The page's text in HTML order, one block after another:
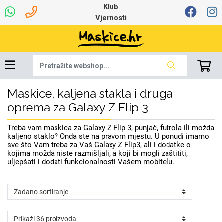
Klub
Vjernosti
Maskice, kaljena stakla i druga
oprema za Galaxy Z Flip 3
Treba vam maskica za Galaxy Z Flip 3, punjač, futrola ili možda
kaljeno staklo? Onda ste na pravom mjestu. U ponudi imamo
sve što Vam treba za Vaš Galaxy Z Flip3, ali i dodatke o
kojima možda niste razmišljali, a koji bi mogli zaštititi,
uljepšati i dodati funkcionalnosti Vašem mobitelu.
Dinamo maskice za
mobitel
Robotski usisavači Stolne lampe
Najprodavanije -
TOP 100
Šarene maskice
Ljetna kolekcija Proljetna kolekcija
Univerzalna oprema
za tablet
7.0 - 8.0 inča 8.0 - 9.0 inča
Oprema za Lenovo
tablet
Apple Samsung
Igračke i ostalo
Selfie Stick Držači za auto
Punjači Bežični punjači
Mikrofoni Bluetooth slušalice
Pametni Satovi
Memorije i
memorijske kartice
Oprema za Smart
Watch
Auto Kamere
Podloga za miš Tipkovnice i miševi
mikrofoni
Punjači za laptope
Hladnjaci za laptop
Ruksaci i torbice Razno